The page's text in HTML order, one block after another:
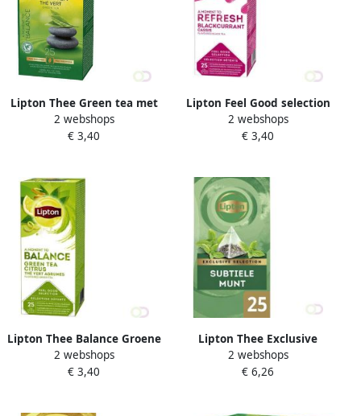
Lipton Thee Green tea met
envelop 25stuks
2 webshops
€ 3,40
Lipton Feel Good selection
thee bosvruchten 1 6gr
2 webshops
€ 3,40
Lipton Thee Balance Groene
thee Citrus 25 stuks
2 webshops
€ 3,40
Lipton Thee Exclusive
Subtile Munt 25
piramidezakjes
2 webshops
€ 6,26